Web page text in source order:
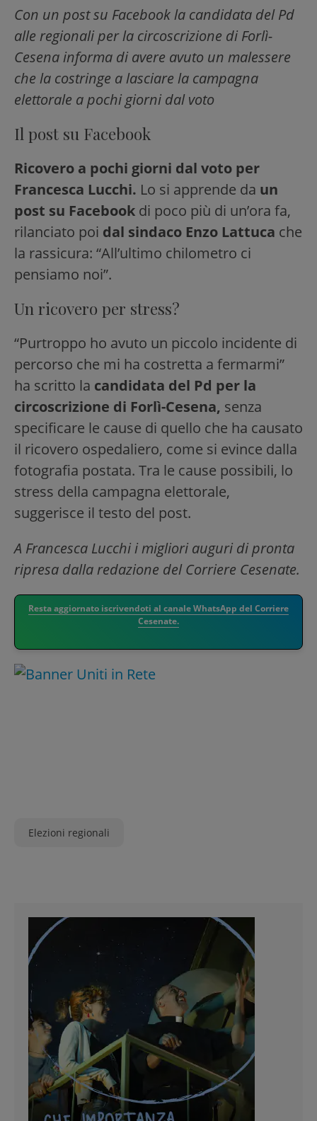
Con un post su Facebook la candidata del Pd
alle regionali per la circoscrizione di Forlì-
Cesena informa di avere avuto un malessere
che la costringe a lasciare la campagna
elettorale a pochi giorni dal voto
Il post su Facebook
Ricovero a pochi giorni dal voto per
Francesca Lucchi. Lo si apprende da un
post su Facebook di poco più di un’ora fa,
rilanciato poi dal sindaco Enzo Lattuca che
la rassicura: “All’ultimo chilometro ci
pensiamo noi”.
Un ricovero per stress?
“Purtroppo ho avuto un piccolo incidente di
percorso che mi ha costretta a fermarmi”
ha scritto la candidata del Pd per la
circoscrizione di Forlì-Cesena, senza
specificare le cause di quello che ha causato
il ricovero ospedaliero, come si evince dalla
fotografia postata. Tra le cause possibili, lo
stress della campagna elettorale,
suggerisce il testo del post.
A Francesca Lucchi i migliori auguri di pronta
ripresa dalla redazione del Corriere Cesenate.
Resta aggiornato iscrivendoti al canale WhatsApp del Corriere
Cesenate.
Elezioni regionali